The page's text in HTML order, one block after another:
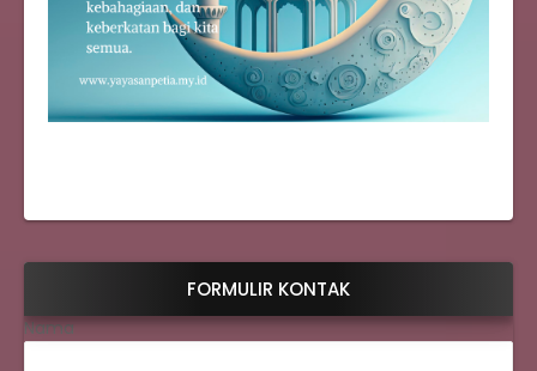
FORMULIR KONTAK
Nama